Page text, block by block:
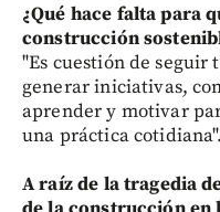
¿Qué hace falta para
construcción
"Es cuestión de seguir
generar iniciativas,
aprender y motivar
una práctica cotidiana".
A raíz de la tragedia